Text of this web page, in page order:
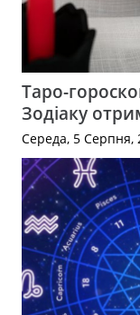
Таро-
Зодіаку
Середа, 5 Серпня,